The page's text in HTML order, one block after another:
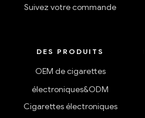
Suivez votre commande
DES PRODUITS
OEM de cigarettes
électroniques&ODM
Cigarettes électroniques